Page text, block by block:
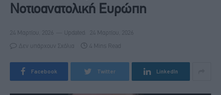
Νοτιοανατολική Ευρώπη
24 Μαρτίου, 2026 Updated: 24 Μαρτίου, 2026
Δεν υπάρχουν Σχόλια 4 Mins Read
Facebook Twitter LinkedIn